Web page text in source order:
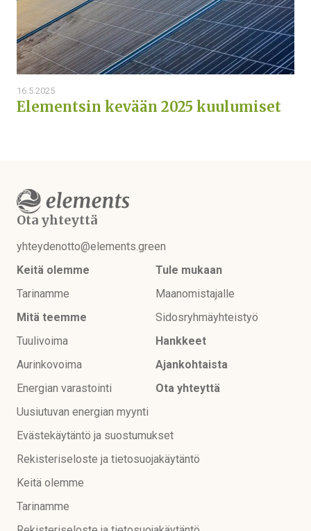
16.5.2025
Elementsin kevään 2025 kuulumiset
Ota yhteyttä
yhteydenotto@elements.green
Keitä olemme
Tarinamme
Mitä teemme
Tuulivoima
Aurinkovoima
Energian varastointi
Uusiutuvan energian myynti
Tule mukaan
Maanomistajalle
Sidosryhmäyhteistyö
Hankkeet
Ajankohtaista
Ota yhteyttä
Evästekäytäntö ja suostumukset
Rekisteriseloste ja tietosuojakäytäntö
Keitä olemme
Tarinamme